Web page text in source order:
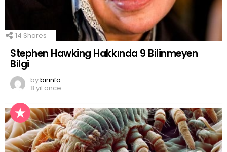
14 Shares
Stephen Hawking Hakkında 9 Bilinmeyen
Bilgi
bybirinfo
8 yıl önce